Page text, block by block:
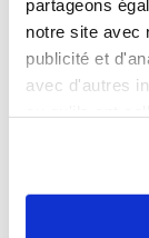
partageons
notre site avec
publicité et
avec d'autres
30 L ingredients
lid - 4 wheels -